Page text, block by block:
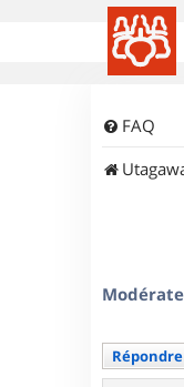
FAQ
Répondre